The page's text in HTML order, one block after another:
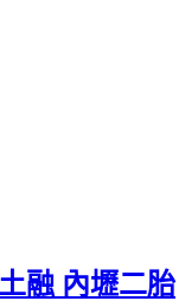
融 內壢二胎